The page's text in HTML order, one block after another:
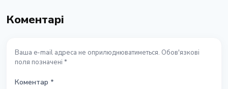
Коментарі
Ваша e-mail адреса не оприлюднюватиметься. Обов'язкові
поля позначені *
Коментар *